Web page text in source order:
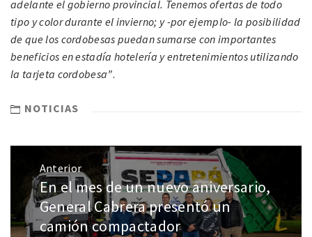
adelante el gobierno provincial. Tenemos ofertas de todo
tipo y color durante el invierno; y -por ejemplo- la posibilidad
de que los cordobesas puedan sumarse con importantes
beneficios en estadía hotelería y entretenimientos utilizando
la tarjeta cordobesa”.
NOTICIAS
Anterior
En el mes de un nuevo aniversario,
General Cabrera presentó un
camión compactador